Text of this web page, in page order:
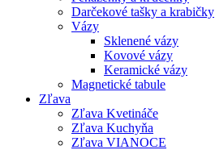
Darčekové tašky a krabičky
Vázy
Sklenené vázy
Kovové vázy
Keramické vázy
Magnetické tabule
Zľava
Zľava Kvetináče
Zľava Kuchyňa
Zľava VIANOCE